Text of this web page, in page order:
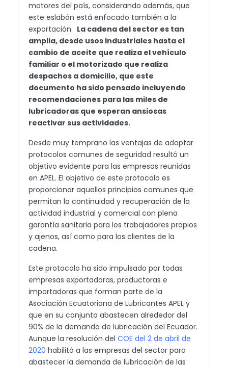
motores del país, considerando además, que
este eslabón está enfocado también a la
exportación. La cadena del sector es tan
amplia, desde usos industriales hasta el
cambio de aceite que realiza el vehículo
familiar o el motorizado que realiza
despachos a domicilio, que este
documento ha sido pensado incluyendo
recomendaciones para las miles de
lubricadoras que esperan ansiosas
reactivar sus actividades.
Desde muy temprano las ventajas de adoptar
protocolos comunes de seguridad resultó un
objetivo evidente para las empresas reunidas
en APEL. El objetivo de este protocolo es
proporcionar aquellos principios comunes que
permitan la continuidad y recuperación de la
actividad industrial y comercial con plena
garantía sanitaria para los trabajadores propios
y ajenos, así como para los clientes de la
cadena.
Este protocolo ha sido impulsado por todas
empresas exportadoras, productoras e
importadoras que forman parte de la
Asociación Ecuatoriana de Lubricantes APEL y
que en su conjunto abastecen alrededor del
90% de la demanda de lubricación del Ecuador.
Aunque la resolución del COE del 2 de abril de
2020 habilitó a las empresas del sector para
abastecer la demanda de lubricación de las